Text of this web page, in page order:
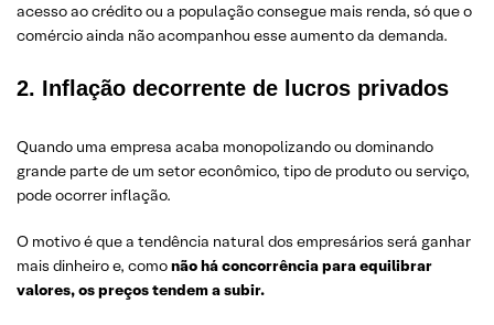
acesso ao crédito ou a população consegue mais renda, só que o
comércio ainda não acompanhou esse aumento da demanda.
2. Inflação decorrente de lucros privados
Quando uma empresa acaba monopolizando ou dominando
grande parte de um setor econômico, tipo de produto ou serviço,
pode ocorrer inflação.
O motivo é que a tendência natural dos empresários será ganhar
mais dinheiro e, comonão há concorrência para equilibrar
valores, os preços tendem a subir.